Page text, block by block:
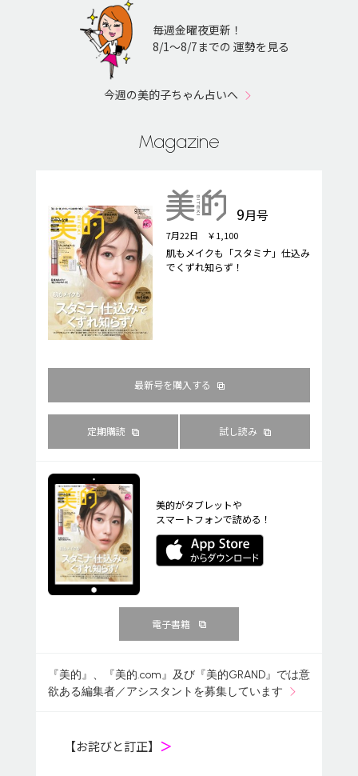
毎週金曜夜更新！
8/1〜8/7までの 運勢を見る
今週の美的子ちゃん占いへ
Magazine
9月号
7月22日 ￥1,100
肌もメイクも「スタミナ」仕込み
でくずれ知らず！
最新号を購入する
定期購読 試し読み
美的がタブレットや
スマートフォンで読める！
電子書籍
『美的』、『美的.com』及び『美的GRAND』では意
欲ある編集者／アシスタントを募集しています
【お詫びと訂正】 ＞